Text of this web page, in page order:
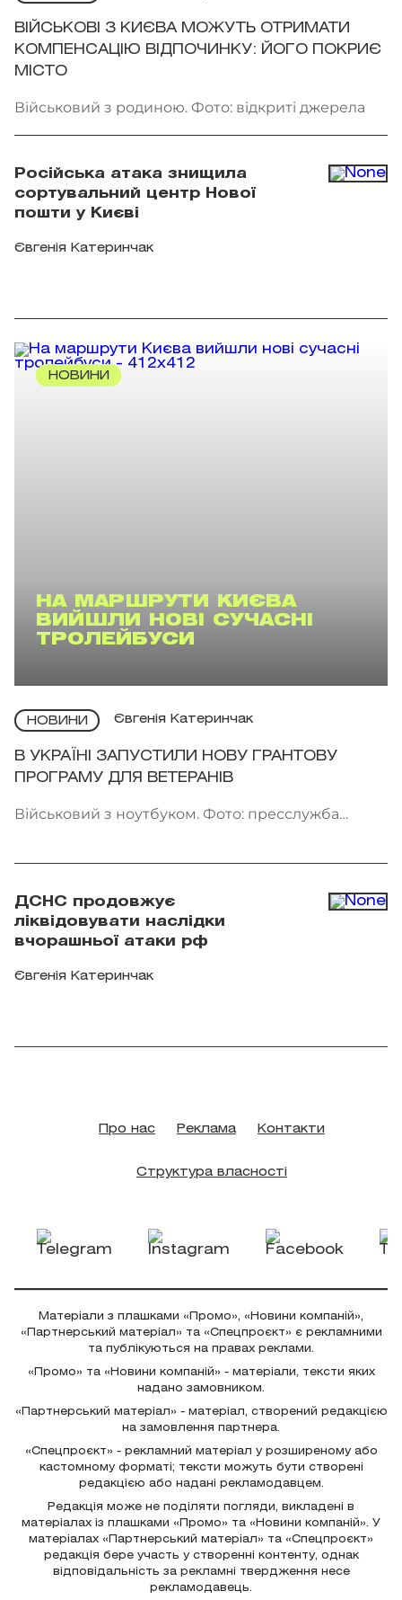
ВІЙСЬКОВІ З КИЄВА МОЖУТЬ ОТРИМАТИ
КОМПЕНСАЦІЮ ВІДПОЧИНКУ: ЙОГО ПОКРИЄ
МІСТО
Військовий з родиною. Фото: відкриті джерела
Російська атака знищила
сортувальний центр Нової
пошти у Києві
Євгенія Катеринчак
НОВИНИ
НА МАРШРУТИ КИЄВА
ВИЙШЛИ НОВІ СУЧАСНІ
ТРОЛЕЙБУСИ
НОВИНИ Євгенія Катеринчак
В УКРАЇНІ ЗАПУСТИЛИ НОВУ ГРАНТОВУ
ПРОГРАМУ ДЛЯ ВЕТЕРАНІВ
Військовий з ноутбуком. Фото: пресслужба
ДСНС продовжує
ліквідовувати наслідки
вчорашньої атаки рф
Євгенія Катеринчак
Про нас Реклама Контакти
Структура власності
Матеріали з плашками «Промо», «Новини компаній»,
«Партнерський матеріал» та «Спецпроєкт» є рекламними
та публікуються на правах реклами.
«Промо» та «Новини компаній» - матеріали, тексти яких
надано замовником.
«Партнерський матеріал» - матеріал, створений редакцією
на замовлення партнера.
«Спецпроєкт» - рекламний матеріал у розширеному або
кастомному форматі; тексти можуть бути створені
редакцією або надані рекламодавцем.
Редакція може не поділяти погляди, викладені в
матеріалах із плашками «Промо» та «Новини компаній». У
матеріалах «Партнерський матеріал» та «Спецпроєкт»
редакція бере участь у створенні контенту, однак
відповідальність за рекламні твердження несе
рекламодавець.